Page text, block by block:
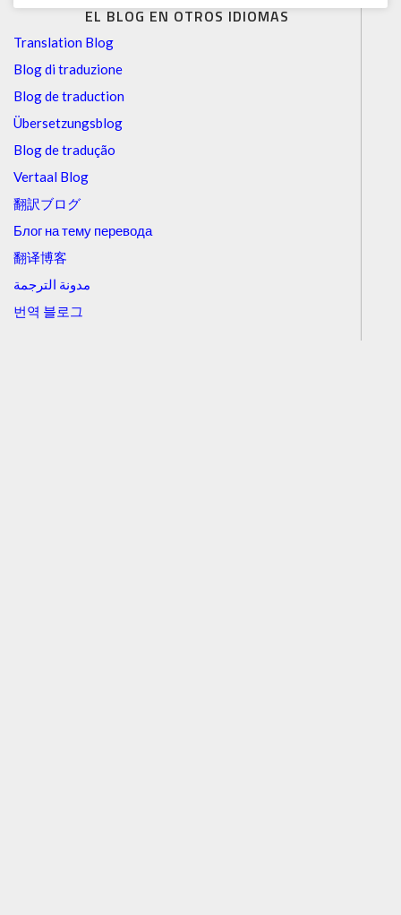
EL BLOG EN OTROS IDIOMAS
Translation Blog
Blog di traduzione
Blog de traduction
Übersetzungsblog
Blog de tradução
Vertaal Blog
翻訳ブログ
Блог на тему перевода
翻译博客
مدونة الترجمة
번역 블로그